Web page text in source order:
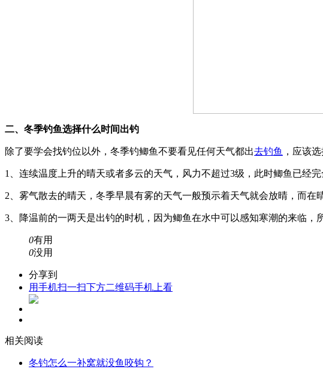
二、冬季钓鱼选择什么时间出钓
除了要学会找钓位以外，冬季钓鲫鱼不要看见任何天气都出去钓鱼 ，应该
1、连续温度上升的晴天或者多云的天气，风力不超过3级，此时鲫鱼已经
2、雾气散去的晴天，冬季早晨有雾的天气一般预示着天气就会放晴，而在
3、降温前的一两天是出钓的时机，因为鲫鱼在水中可以感知寒潮的来临，
0有用
0没用
分享到
用手机扫一扫下方二维码手机上看
相关阅读
冬钓怎么一补窝就没鱼咬钩？